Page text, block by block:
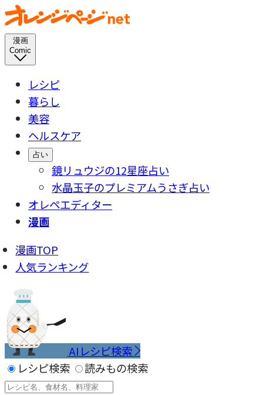
漫画
Comic
レシピ
暮らし
美容
ヘルスケア
占い
鏡リュウジの12星座占い
水晶玉子のプレミアムうさぎ占い
オレペエディター
漫画
漫画TOP
人気ランキング
AIレシピ検索
レシピ検索
読みもの検索